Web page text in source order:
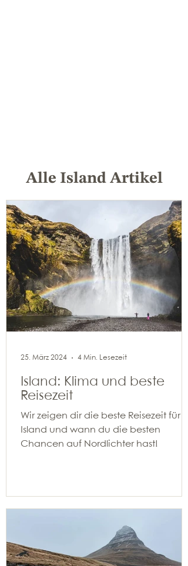
Alle Island Artikel
Island: Klima und beste
Reisezeit
Wir zeigen dir die beste Reisezeit für
Island und wann du die besten
Chancen auf Nordlichter hast!
25. März 2024 4 Min. Lesezeit